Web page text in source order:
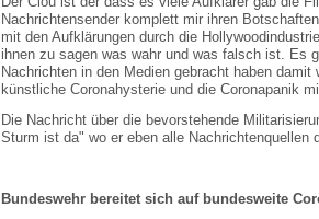
Nachrichtensender komplett mir ihren
mit den Aufklärungen durch die
ihnen zu sagen was wahr und was falsch ist. Es
Nachrichten in den Medien gebracht haben
künstliche Coronahysterie und die Coronapanik
Die Nachricht über die bevorstehende
Sturm ist da" wo er eben alle Nachrichtenquellen
Bundeswehr bereitet sich auf bundesweite